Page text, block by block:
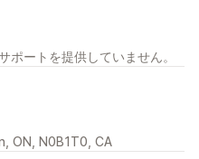
ポートを提供していません。
ON, N0B1T0, CA